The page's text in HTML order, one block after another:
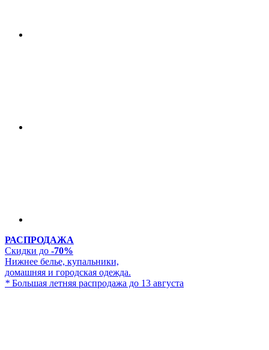
РАСПРОДАЖА
Скидки до -70%
Нижнее белье, купальники,
домашняя и городская одежда.
* Большая летняя распродажа до 13 августа